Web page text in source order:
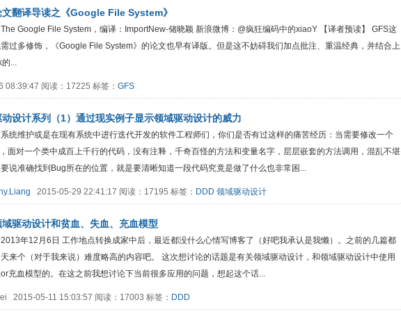
文翻译导读之《Google File System》
Google File System，编译：ImportNew-储晓颖 新浪微博：@疯狂编码中的xiaoY 【译者预读】 GFS这
过多修饰，《Google File System》的论文也早有译版。但是这不妨碍我们加点批注、重温经典，并结合上
...
08:39:47 阅读：17225 标签： GFS
设计系列（1）通过现实例子显示领域驱动设计的威力
统维护或是在现有系统中进行迭代开发的软件工程师们，你们是否有过这样的痛苦经历：当需要修改一个
面对一个类中成百上千行的代码，没有注释，千奇百怪的方法和变量名字，层层嵌套的方法调用，混乱不堪
说准确找到Bug所在的位置，就是要清晰知道一段代码究竟是做了什么也非常困...
2015-05-29 22:41:17 阅读：17195 标签： DDD 领域驱动设计
驱动设计和贫血、失血、充血模型
年12月6日 工作地点转换成家中后，最近都没什么心情写博客了（好吧我承认是我懒）。之前的几篇都
来个（对于我来说）难度略高的内容吧。 这次想讨论的话题是有关领域驱动设计，和领域驱动设计中使用
充血模型的。在这之前我想讨论下当前很多应用的问题，想起这个话...
2015-05-11 15:03:57 阅读：17003 标签： DDD